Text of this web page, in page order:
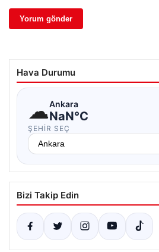
Hava Durumu
☁Ankara
NaN°C
ŞEHIR SEÇ
Bizi Takip Edin